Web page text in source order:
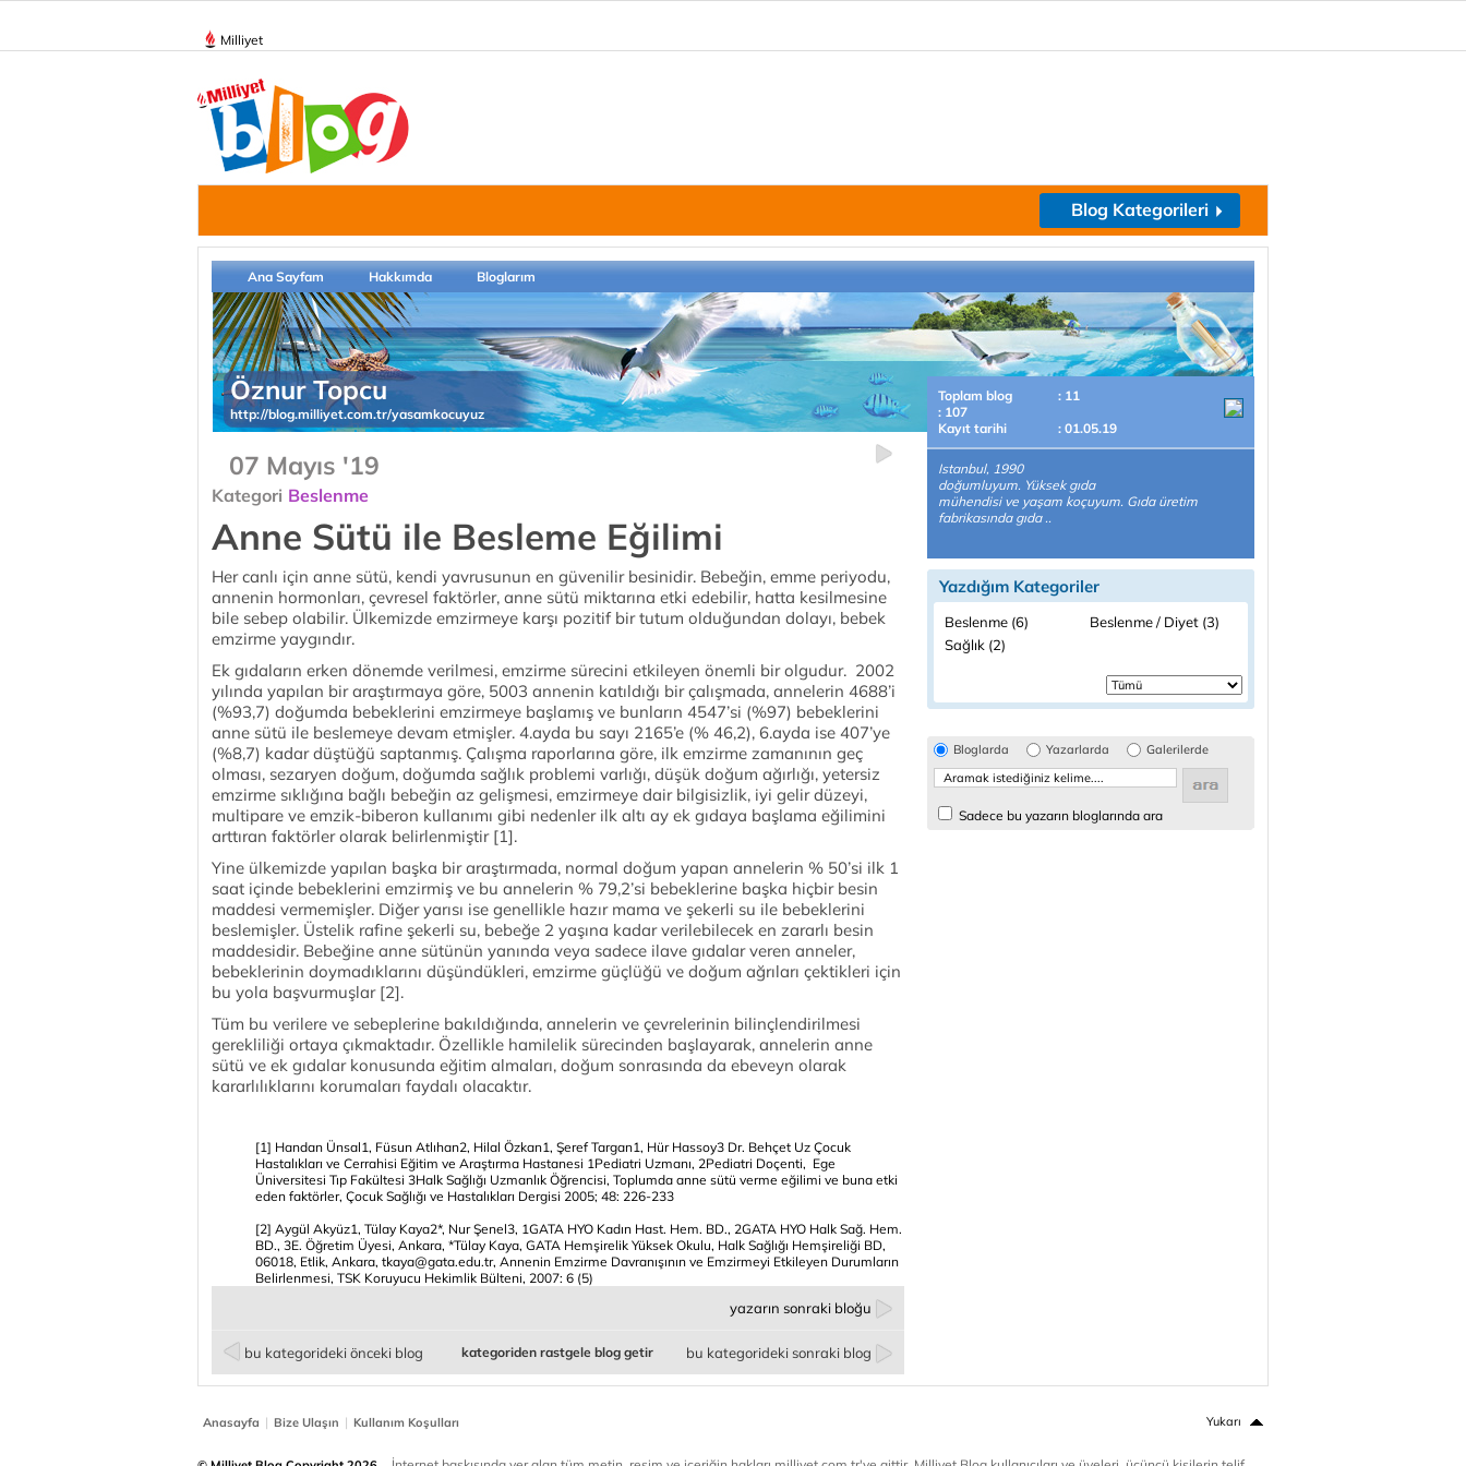
Milliyet
Blog Kategorileri
Ana Sayfam Hakkımda Bloglarım
Öznur Topcu
http://blog.milliyet.com.tr/yasamkocuyuz
07 Mayıs '19
Kategori Beslenme
Anne Sütü ile Besleme Eğilimi
Her canlı için anne sütü, kendi yavrusunun en güvenilir besinidir. Bebeğin, emme periyodu,
annenin hormonları, çevresel faktörler, anne sütü miktarına etki edebilir, hatta kesilmesine
bile sebep olabilir. Ülkemizde emzirmeye karşı pozitif bir tutum olduğundan dolayı, bebek
emzirme yaygındır.
Ek gıdaların erken dönemde verilmesi, emzirme sürecini etkileyen önemli bir olgudur. 2002
yılında yapılan bir araştırmaya göre, 5003 annenin katıldığı bir çalışmada, annelerin 4688’i
(%93,7) doğumda bebeklerini emzirmeye başlamış ve bunların 4547’si (%97) bebeklerini
anne sütü ile beslemeye devam etmişler. 4.ayda bu sayı 2165’e (% 46,2), 6.ayda ise 407’ye
(%8,7) kadar düştüğü saptanmış. Çalışma raporlarına göre, ilk emzirme zamanının geç
olması, sezaryen doğum, doğumda sağlık problemi varlığı, düşük doğum ağırlığı, yetersiz
emzirme sıklığına bağlı bebeğin az gelişmesi, emzirmeye dair bilgisizlik, iyi gelir düzeyi,
multipare ve emzik-biberon kullanımı gibi nedenler ilk altı ay ek gıdaya başlama eğilimini
arttıran faktörler olarak belirlenmiştir [1].
Yine ülkemizde yapılan başka bir araştırmada, normal doğum yapan annelerin % 50’si ilk 1
saat içinde bebeklerini emzirmiş ve bu annelerin % 79,2’si bebeklerine başka hiçbir besin
maddesi vermemişler. Diğer yarısı ise genellikle hazır mama ve şekerli su ile bebeklerini
beslemişler. Üstelik rafine şekerli su, bebeğe 2 yaşına kadar verilebilecek en zararlı besin
maddesidir. Bebeğine anne sütünün yanında veya sadece ilave gıdalar veren anneler,
bebeklerinin doymadıklarını düşündükleri, emzirme güçlüğü ve doğum ağrıları çektikleri için
bu yola başvurmuşlar [2].
Tüm bu verilere ve sebeplerine bakıldığında, annelerin ve çevrelerinin bilinçlendirilmesi
gerekliliği ortaya çıkmaktadır. Özellikle hamilelik sürecinden başlayarak, annelerin anne
sütü ve ek gıdalar konusunda eğitim almaları, doğum sonrasında da ebeveyn olarak
kararlılıklarını korumaları faydalı olacaktır.
[1] Handan Ünsal1, Füsun Atlıhan2, Hilal Özkan1, Şeref Targan1, Hür Hassoy3 Dr. Behçet Uz Çocuk
Hastalıkları ve Cerrahisi Eğitim ve Araştırma Hastanesi 1Pediatri Uzmanı, 2Pediatri Doçenti, Ege
Üniversitesi Tıp Fakültesi 3Halk Sağlığı Uzmanlık Öğrencisi, Toplumda anne sütü verme eğilimi ve buna etki
eden faktörler, Çocuk Sağlığı ve Hastalıkları Dergisi 2005; 48: 226-233
[2] Aygül Akyüz1, Tülay Kaya2*, Nur Şenel3, 1GATA HYO Kadın Hast. Hem. BD., 2GATA HYO Halk Sağ. Hem.
BD., 3E. Öğretim Üyesi, Ankara, *Tülay Kaya, GATA Hemşirelik Yüksek Okulu, Halk Sağlığı Hemşireliği BD,
06018, Etlik, Ankara, tkaya@gata.edu.tr, Annenin Emzirme Davranışının ve Emzirmeyi Etkileyen Durumların
Belirlenmesi, TSK Koruyucu Hekimlik Bülteni, 2007: 6 (5)
yazarın sonraki bloğu
bu kategorideki önceki blog bu kategorideki sonraki blog
kategoriden rastgele blog getir
Toplam blog
: 11
: 107
Kayıt tarihi
: 01.05.19
Istanbul, 1990
doğumluyum. Yüksek gıda
mühendisi ve yaşam koçuyum. Gıda üretim
fabrikasında gıda ..
Yazdığım Kategoriler
Beslenme (6)
Beslenme / Diyet (3)
Sağlık (2)
Bloglarda Yazarlarda Galerilerde
Sadece bu yazarın bloglarında ara
Anasayfa | Bize Ulaşın | Kullanım Koşulları Yukarı